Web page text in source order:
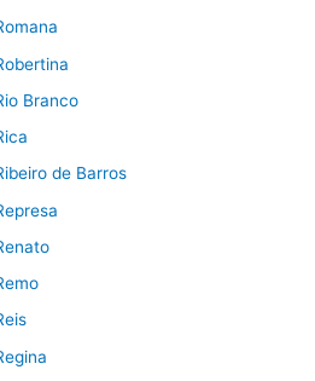
Branco
de Barros